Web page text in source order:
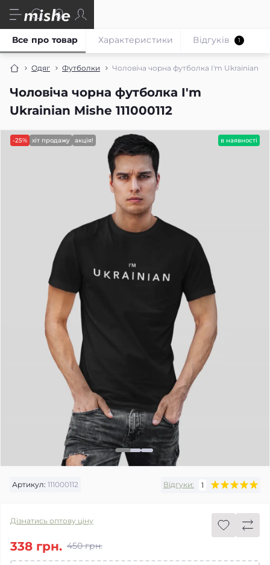
Одяг Футболки Чоловіча чорна футболка I'm Ukrainian
Чоловіча чорна футболка I'm
Ukrainian Mishe 111000112
Все про товар Характеристики Відгуків 1
-25% хіт продажу акція! в наявності
Артикул: 111000112 Відгуки: 1
Дізнатись оптову ціну
450 грн.
338 грн.